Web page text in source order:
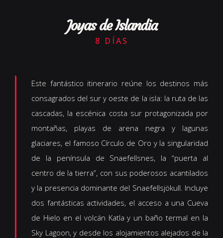
Joyas de Islandia
8 DÍAS
Este fantástico itinerario reúne los destinos más
consagrados del sur y oeste de la isla: la ruta de las
cascadas, la escénica costa sur protagonizada por
montañas, playas de arena negra y lagunas
glaciares, el famoso Círculo de Oro y la singularidad
de la península de Snaefellsnes, la “puerta al
centro de la tierra”, con sus poderosos acantilados
y la presencia dominante del Snaefellsjökull. Incluye
dos fantásticas actividades, el acceso a una Cueva
de Hielo en el volcán Katla y un baño termal en la
Sky Lagoon, y desde los alojamientos alejados de la